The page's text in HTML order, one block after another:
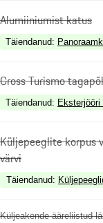
Alumiiniumist katus
Täiendanud:
Cross Turismo
Täiendanud:
Küljepeeglite korpus
värvi
Täiendanud:
Küljeakende ääreliistud